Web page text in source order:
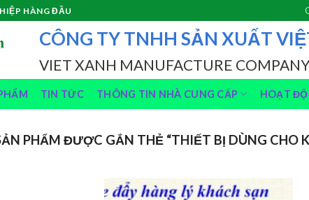
HÀNG ĐẦU
CÔNG TY TNHH SẢN XUẤT
VIET XANH MANUFACTURE
TIN TỨC THÔNG TIN NHÀ CUNG CẤP HOẠT
PHẨM ĐƯỢC GẮN THẺ “THIẾT BỊ DÙNG CHO